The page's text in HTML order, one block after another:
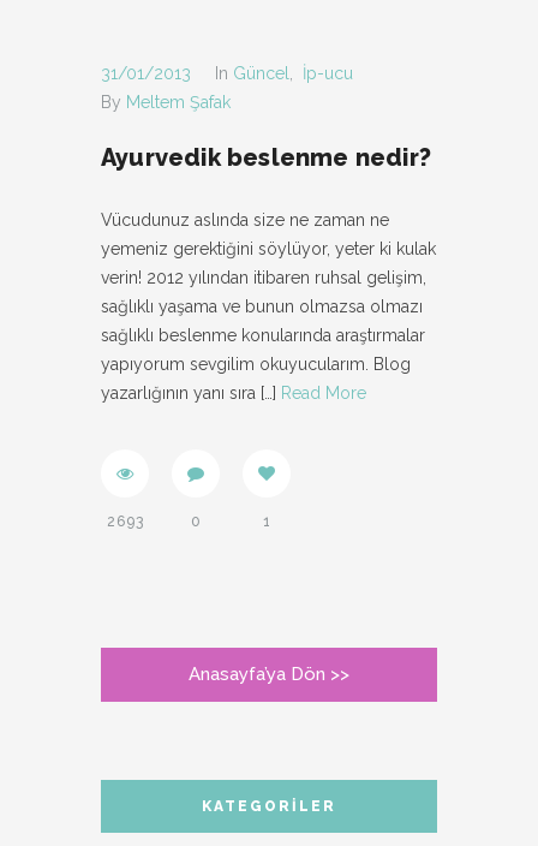
31/01/2013 In Güncel
İp-ucu
By Meltem Şafak
Ayurvedik beslenme nedir?
Vücudunuz aslında size ne zaman ne
yemeniz gerektiğini söylüyor, yeter ki kulak
verin! 2012 yılından itibaren ruhsal gelişim,
sağlıklı yaşama ve bunun olmazsa olmazı
sağlıklı beslenme konularında araştırmalar
yapıyorum sevgilim okuyucularım. Blog
yazarlığının yanı sıra […] Read More
2693 0 1
Anasayfa’ya Dön >>
KATEGORILER